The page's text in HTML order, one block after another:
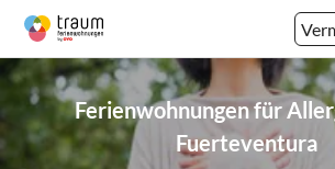
Ferienwohnungen für
Fuerteventura